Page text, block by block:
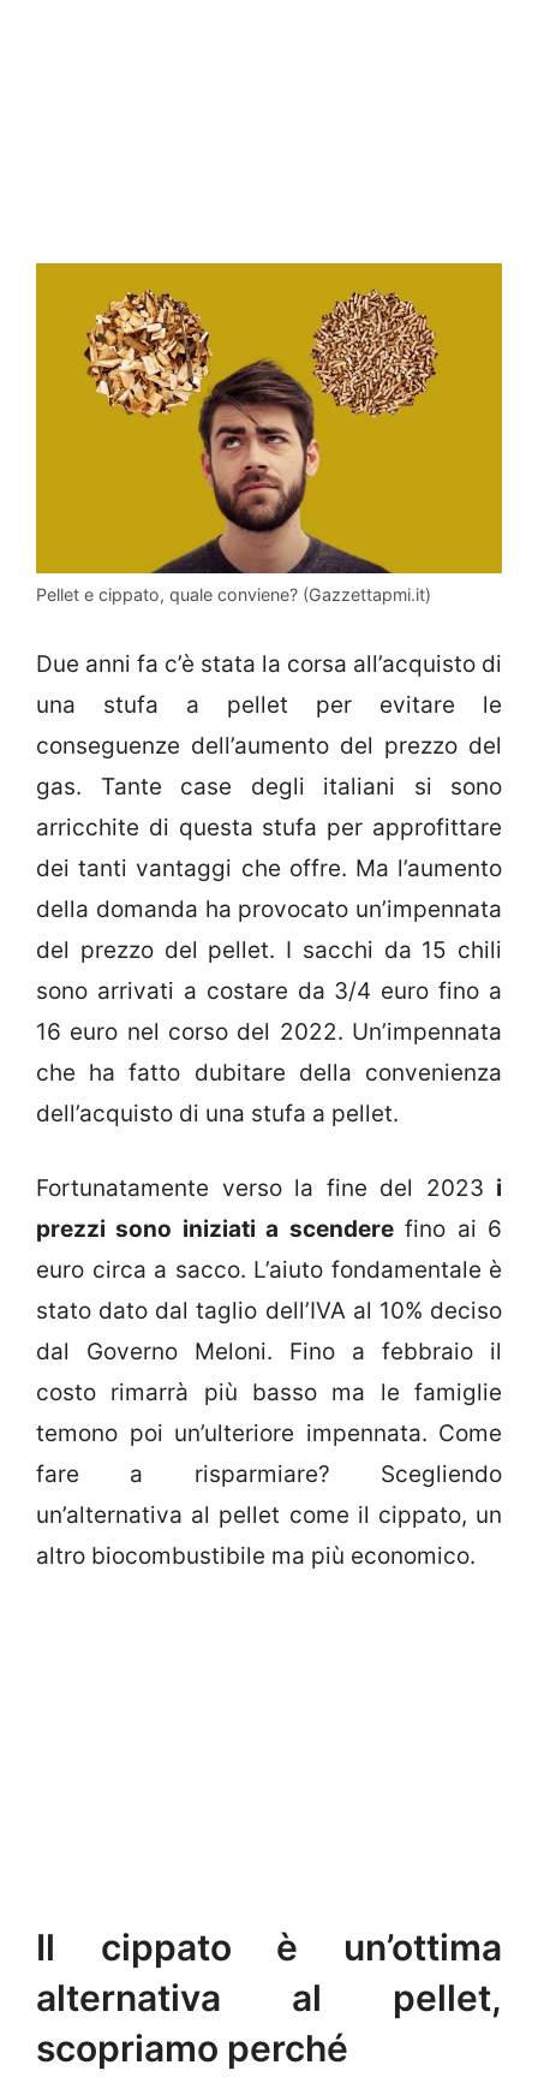
Pellet e cippato, quale conviene? (Gazzettapmi.it)
Due anni fa c’è stata la corsa all’acquisto di
una stufa a pellet per evitare le
conseguenze dell’aumento del prezzo del
gas. Tante case degli italiani si sono
arricchite di questa stufa per approfittare
dei tanti vantaggi che offre. Ma l’aumento
della domanda ha provocato un’impennata
del prezzo del pellet. I sacchi da 15 chili
sono arrivati a costare da 3/4 euro fino a
16 euro nel corso del 2022. Un’impennata
che ha fatto dubitare della convenienza
dell’acquisto di una stufa a pellet.
Fortunatamente verso la fine del 2023 i
prezzi sono iniziati a scenderefino ai 6
euro circa a sacco. L’aiuto fondamentale è
stato dato dal taglio dell’IVA al 10% deciso
dal Governo Meloni. Fino a febbraio il
costo rimarrà più basso ma le famiglie
temono poi un’ulteriore impennata. Come
fare a risparmiare? Scegliendo
un’alternativa al pellet come il cippato, un
altro biocombustibile ma più economico.
Il cippato è un’ottima
alternativa al pellet,
scopriamo perché